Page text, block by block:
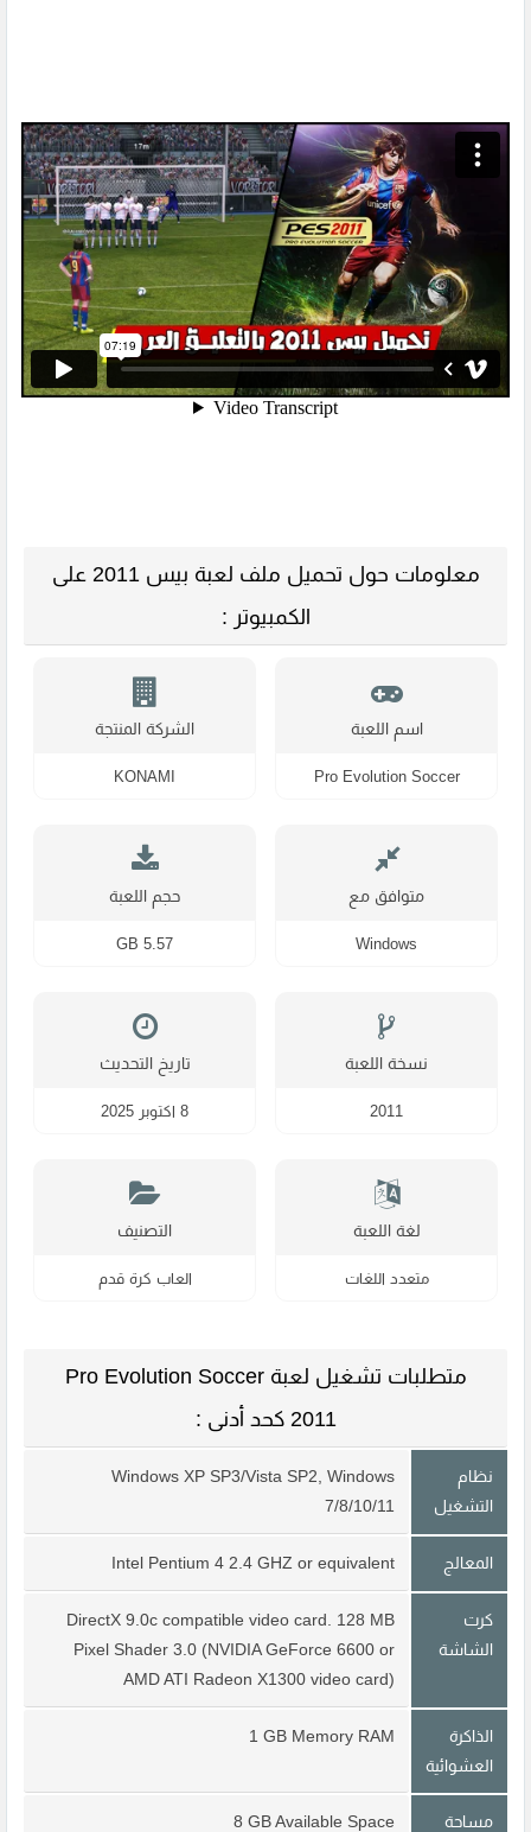
معلومات حول تحميل ملف لعبة بيس 2011 على
الكمبيوتر :
اسم اللعبة
Pro Evolution Soccer
الشركة المنتجة
KONAMI
متوافق مع
Windows
حجم اللعبة
5.57 GB
نسخة اللعبة
2011
تاريخ التحديث
8 اكتوبر 2025
لغة اللعبة
متعدد اللغات
التصنيف
العاب كرة قدم
متطلبات تشغيل لعبة Pro Evolution Soccer
2011 كحد أدنى :
نظام
التشغيل
Windows XP SP3/Vista SP2, Windows
7/8/10/11
المعالج Intel Pentium 4 2.4 GHZ or equivalent
كرت
الشاشة
DirectX 9.0c compatible video card. 128 MB
Pixel Shader 3.0 (NVIDIA GeForce 6600 or
AMD ATI Radeon X1300 video card)
الذاكرة
العشوائية
1 GB Memory RAM
مساحة
8 GB Available Space